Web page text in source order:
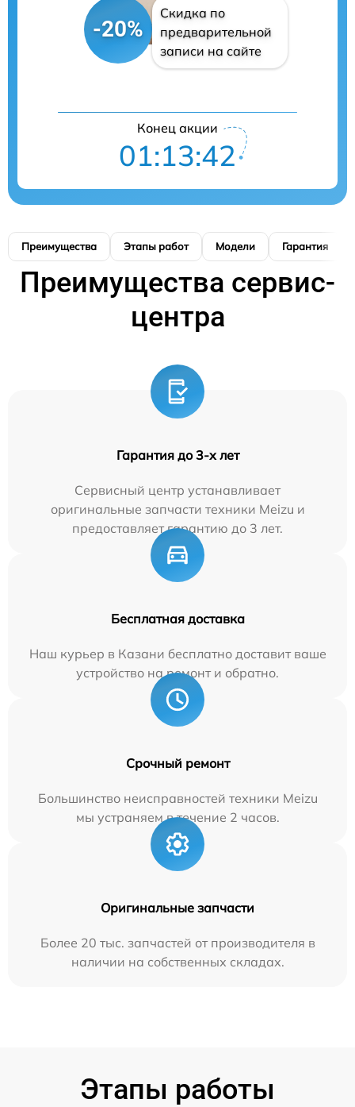
-20%
Скидка по
предварительной
записи на сайте
Конец акции
01:13:42
Преимущества Этапы работ Модели Гарантия
Преимущества сервис-
центра
Гарантия до 3-х лет
Сервисный центр устанавливает
оригинальные запчасти техники Meizu и
предоставляет гарантию до 3 лет.
Бесплатная доставка
Наш курьер в Казани бесплатно доставит ваше
устройство на ремонт и обратно.
Срочный ремонт
Большинство неисправностей техники Meizu
мы устраняем в течение 2 часов.
Оригинальные запчасти
Более 20 тыс. запчастей от производителя в
наличии на собственных складах.
Этапы работы